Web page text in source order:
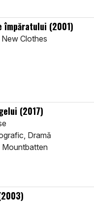
împăratului (2001)
Clothes
(2017)
Dramă
Mountbatten